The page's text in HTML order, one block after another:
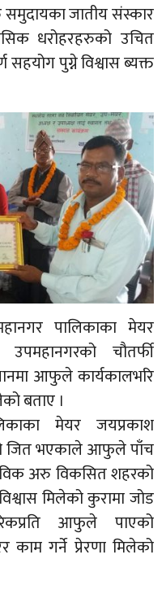
जातीय संस्कार
धरोहरहरुको उचित
सहयोग पुग्ने विश्वास ब्यक्त
पालिकाका मेयर
चौतर्फी
आफुले कार्यकालभरि
बताए ।
मेयर जयप्रकाश
जित भएकाले आफुले पाँच
अरु विकसित शहरको
मिलेको कुरामा जोड
आफुले पाएको
काम गर्ने प्रेरणा मिलेको